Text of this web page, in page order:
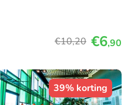
€10,20 €6,90
39% korting